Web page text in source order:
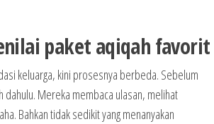
paket aqiqah favorit
keluarga, kini prosesnya berbeda. Sebelum
Mereka membaca ulasan, melihat
Bahkan tidak sedikit yang menanyakan